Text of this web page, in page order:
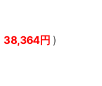
38,364円 )